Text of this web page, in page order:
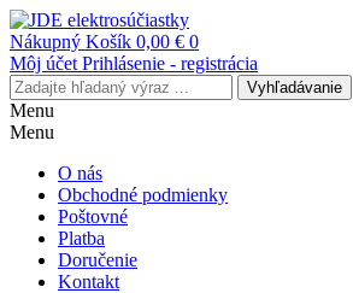
Nákupný Košík 0,00 € 0
Môj účet Prihlásenie - registrácia
Vyhľadávanie
Menu
Menu
O nás
Obchodné podmienky
Poštovné
Platba
Doručenie
Kontakt